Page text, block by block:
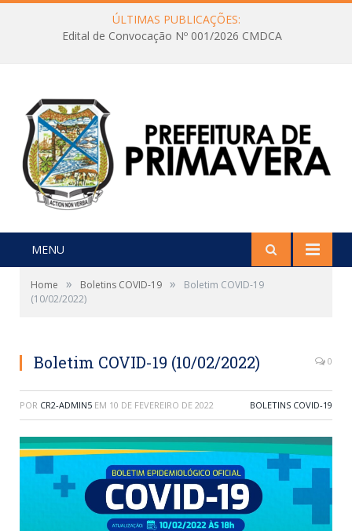
ÚLTIMAS PUBLICAÇÕES:
Edital de Convocação Nº 001/2026 CMDCA
MENU
Home » Boletins COVID-19 »
Boletim COVID-19
(10/02/2022)
Boletim COVID-19 (10/02/2022) 0
POR CR2-ADMIN5 EM 10 DE FEVEREIRO DE 2022 BOLETINS COVID-19